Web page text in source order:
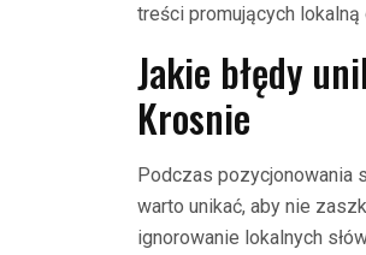
treści promujących lokalną
Jakie błędy
Krosnie
Podczas pozycjonowania
warto unikać, aby nie
ignorowanie lokalnych